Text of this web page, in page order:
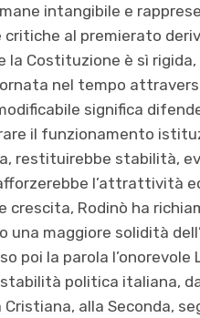
intangibile e
al premierato
la Costituzione è sì
nel tempo
significa
il funzionamento
restituirebbe stabilità,
l’attrattività
crescita, Rodinò ha
una maggiore solidità
poi la parola
politica italiana,
alla Seconda,